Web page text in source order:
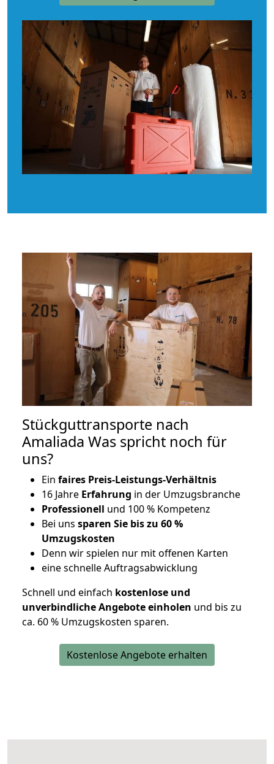
Stückguttransporte nach
Amaliada Was spricht noch für
uns?
Ein faires Preis-Leistungs-Verhältnis
16 Jahre Erfahrung in der Umzugsbranche
Professionell und 100 % Kompetenz
Bei uns sparen Sie bis zu 60 %
Umzugskosten
Denn wir spielen nur mit offenen Karten
eine schnelle Auftragsabwicklung
Schnell und einfach kostenlose und
unverbindliche Angebote einholen und bis zu
ca. 60 % Umzugskosten sparen.
Kostenlose Angebote erhalten